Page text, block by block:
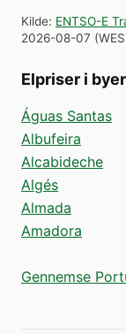
Kilde: ENTSO-E
2026-08-07 (
Elpriser i
Águas Santas
Albufeira
Alcabideche
Algés
Almada
Amadora
Gennemse